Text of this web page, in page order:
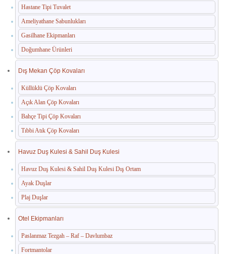
Hastane Tipi Tuvalet
Ameliyathane Sabunlukları
Gasilhane Ekipmanları
Doğumhane Ürünleri
Dış Mekan Çöp Kovaları
Küllüklü Çöp Kovaları
Açık Alan Çöp Kovaları
Bahçe Tipi Çöp Kovaları
Tıbbi Atık Çöp Kovaları
Havuz Duş Kulesi & Sahil Duş Kulesi
Havuz Duş Kulesi & Sahil Duş Kulesi Dış Ortam
Ayak Duşlar
Plaj Duşlar
Otel Ekipmanları
Paslanmaz Tezgah – Raf – Davlumbaz
Fortmantolar